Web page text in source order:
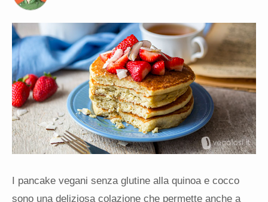
I pancake vegani senza glutine alla quinoa e cocco
sono una deliziosa colazione che permette anche a